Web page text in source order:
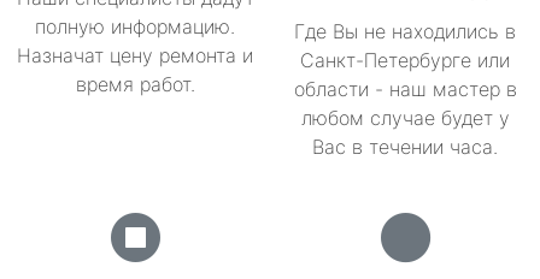
полную информацию.
Назначат цену ремонта и
время работ.
Где Вы не находились в
Санкт-Петербурге или
области - наш мастер в
любом случае будет у
Вас в течении часа.